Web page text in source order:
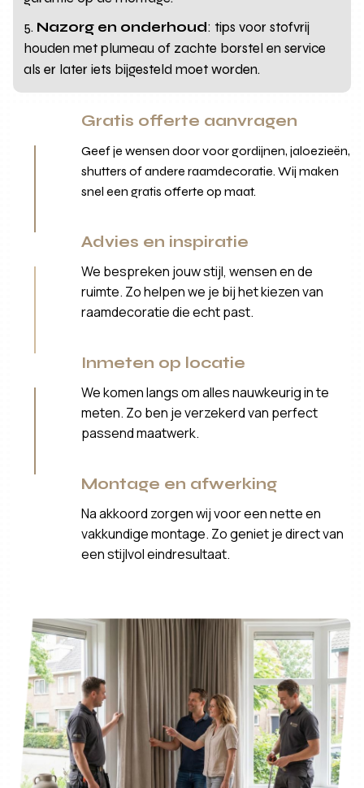
Nazorg en onderhoud: tips voor stofvrij
houden met plumeau of zachte borstel en service
als er later iets bijgesteld moet worden.
Gratis offerte aanvragen
Geef je wensen door voor gordijnen, jaloezieën,
shutters of andere raamdecoratie. Wij maken
snel een gratis offerte op maat.
Advies en inspiratie
We bespreken jouw stijl, wensen en de
ruimte. Zo helpen we je bij het kiezen van
raamdecoratie die echt past.
Inmeten op locatie
We komen langs om alles nauwkeurig in te
meten. Zo ben je verzekerd van perfect
passend maatwerk.
Montage en afwerking
Na akkoord zorgen wij voor een nette en
vakkundige montage. Zo geniet je direct van
een stijlvol eindresultaat.